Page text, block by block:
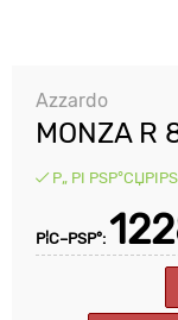
Azzardo
MONZA R
Р„ РІ
Р¦С–РЅР°: